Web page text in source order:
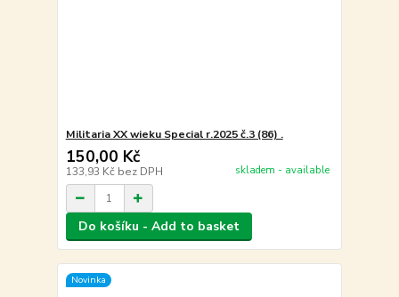
Militaria XX wieku Special r.2025 č.3 (86) .
150,00 Kč
133,93 Kč bez DPH skladem - available
Do košíku - Add to basket
Novinka